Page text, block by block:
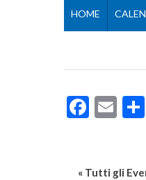
HOME
« Tutti gli